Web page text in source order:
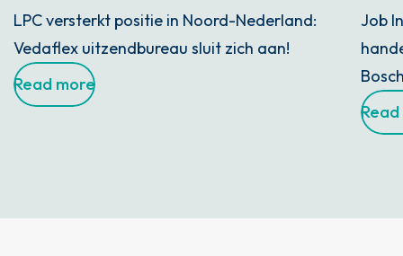
LPC versterkt positie in Noord-Nederland:
Vedaflex uitzendbureau sluit zich aan!
Read more
Job